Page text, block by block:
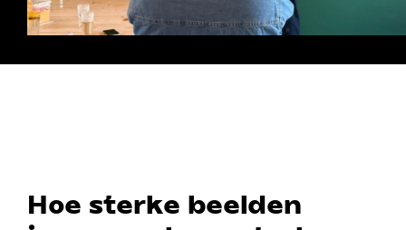
Hoe sterke beelden